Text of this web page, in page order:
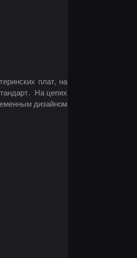
плат, на
На цепях
дизайном